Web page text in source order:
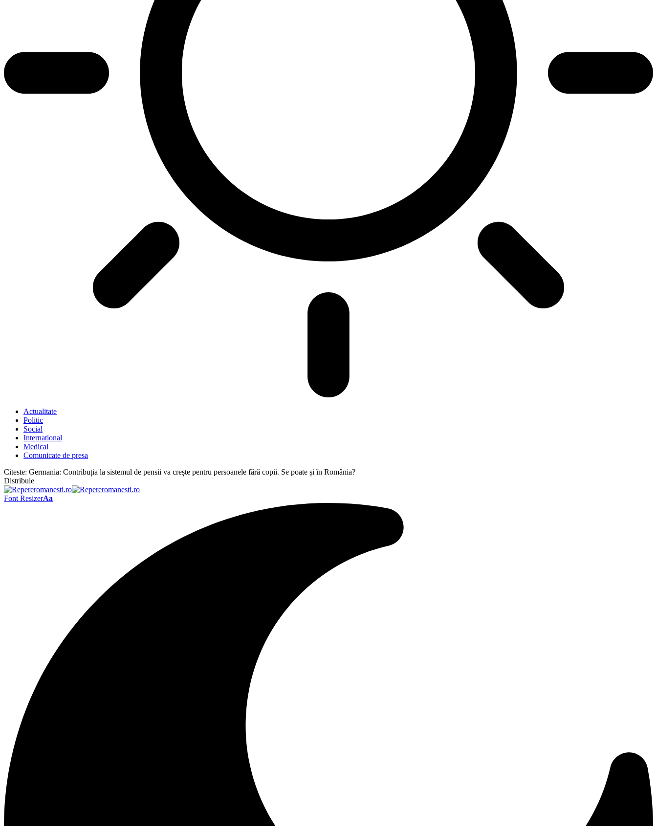
Actualitate
Politic
Social
International
Medical
Comunicate de presa
Citeste: Germania: Contribuția la sistemul de pensii va crește pentru persoanele fără copii. Se poate și în România?
Distribuie
Font ResizerAa